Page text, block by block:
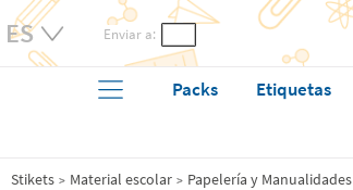
Enviar a:
Packs Etiquetas
Stikets Material escolar Papelería y Manualidades